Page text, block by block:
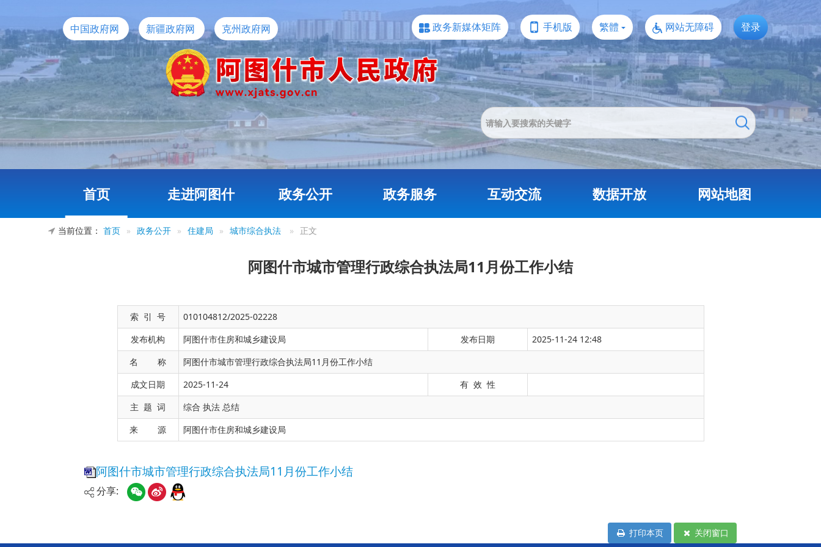
中国政府网 新疆政府网 克州政府网 政务新媒体矩阵 手机版 繁體 网站无障碍 登录
首页 走进阿图什 政务公开 政务服务 互动交流 数据开放 网站地图
当前位置： 首页 » 政务公开 » 住建局 » 城市综合执法 » 正文
阿图什市城市管理行政综合执法局11月份工作小结
索 引 号
010104812/2025-02228
发布机构
阿图什市住房和城乡建设局 发布日期
2025-11-24 12:48
名 称
阿图什市城市管理行政综合执法局11月份工作小结
成文日期
2025-11-24
有 效 性
主 题 词
综合 执法 总结
来 源
阿图什市住房和城乡建设局
阿图什市城市管理行政综合执法局11月份工作小结
分享:
打印本页 关闭窗口